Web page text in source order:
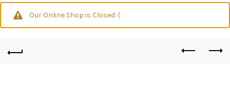
Our Online Shop is Closed :(